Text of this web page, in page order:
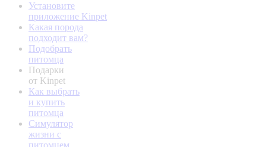
Установите
приложение Kinpet
Какая порода
подходит вам?
Подобрать
питомца
Подарки
от Kinpet
Как выбрать
и купить
питомца
Симулятор
жизни с
питомцем